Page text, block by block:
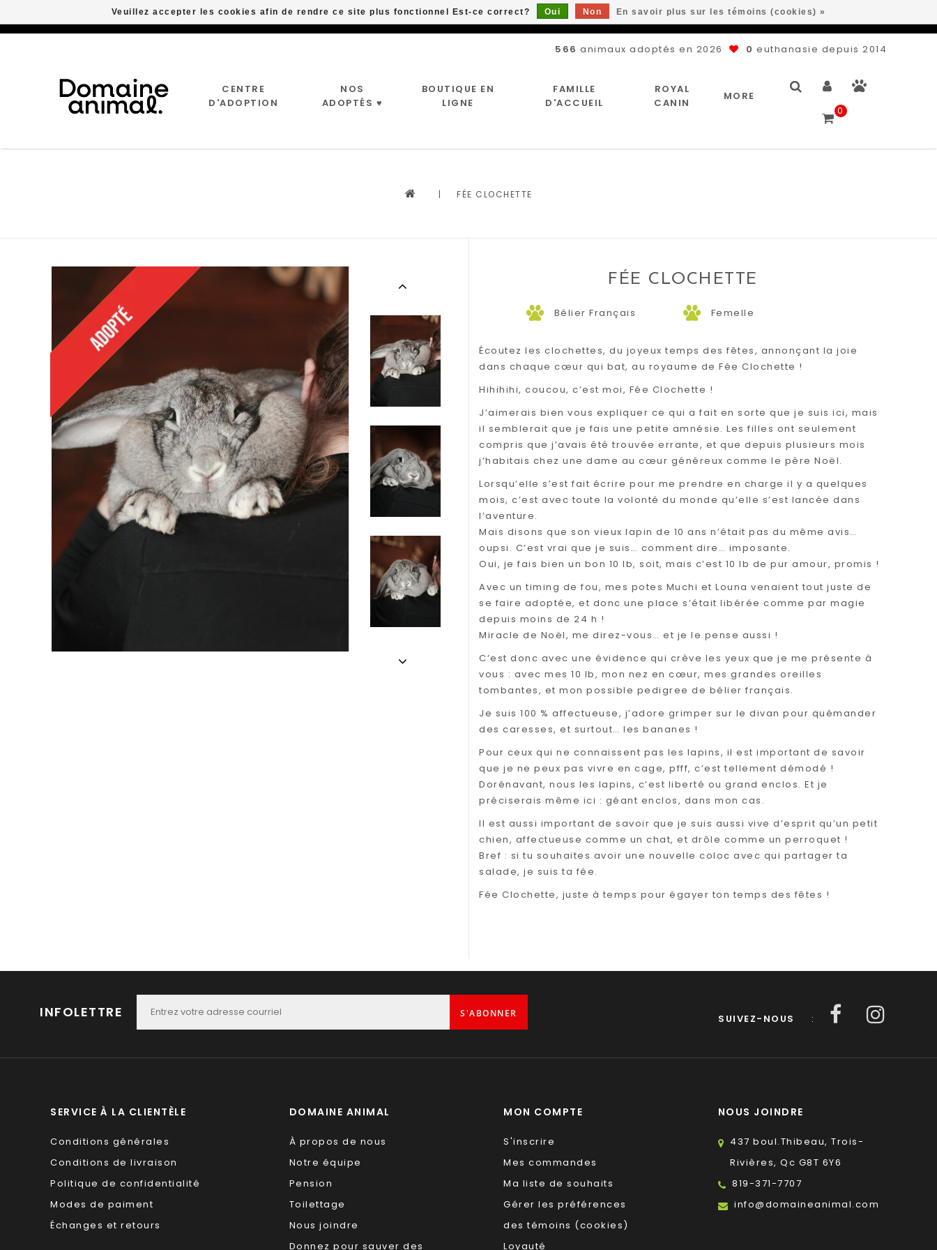
566 animaux adoptés en 2026 0 euthanasie depuis 2014
CENTRE
D'ADOPTION
NOS
ADOPTÉS ♥
BOUTIQUE EN
LIGNE
FAMILLE
D'ACCUEIL
ROYAL
CANIN
MORE
0
| FÉE CLOCHETTE
FÉE CLOCHETTE
Bélier Français Femelle
Écoutez les clochettes, du joyeux temps des fêtes, annonçant la joie
dans chaque cœur qui bat, au royaume de Fée Clochette !
Hihihihi, coucou, c’est moi, Fée Clochette !
J’aimerais bien vous expliquer ce qui a fait en sorte que je suis ici, mais
il semblerait que je fais une petite amnésie. Les filles ont seulement
compris que j’avais été trouvée errante, et que depuis plusieurs mois
j’habitais chez une dame au cœur généreux comme le père Noël.
Lorsqu’elle s’est fait écrire pour me prendre en charge il y a quelques
mois, c’est avec toute la volonté du monde qu’elle s’est lancée dans
l’aventure.
Mais disons que son vieux lapin de 10 ans n’était pas du même avis…
oupsi. C’est vrai que je suis… comment dire… imposante.
Oui, je fais bien un bon 10 lb, soit, mais c’est 10 lb de pur amour, promis !
Avec un timing de fou, mes potes Muchi et Louna venaient tout juste de
se faire adoptée, et donc une place s’était libérée comme par magie
depuis moins de 24 h !
Miracle de Noël, me direz-vous… et je le pense aussi !
C’est donc avec une évidence qui crève les yeux que je me présente à
vous : avec mes 10 lb, mon nez en cœur, mes grandes oreilles
tombantes, et mon possible pedigree de bélier français.
Je suis 100 % affectueuse, j’adore grimper sur le divan pour quémander
des caresses, et surtout… les bananes !
Pour ceux qui ne connaissent pas les lapins, il est important de savoir
que je ne peux pas vivre en cage, pfff, c’est tellement démodé !
Dorénavant, nous les lapins, c’est liberté ou grand enclos. Et je
préciserais même ici : géant enclos, dans mon cas.
Il est aussi important de savoir que je suis aussi vive d’esprit qu’un petit
chien, affectueuse comme un chat, et drôle comme un perroquet !
Bref : si tu souhaites avoir une nouvelle coloc avec qui partager ta
salade, je suis ta fée.
Fée Clochette, juste à temps pour égayer ton temps des fêtes !
INFOLETTRE S'ABONNER SUIVEZ-NOUS :
SERVICE À LA CLIENTÈLE
Conditions générales
Conditions de livraison
Politique de confidentialité
Modes de paiment
Échanges et retours
DOMAINE ANIMAL
À propos de nous
Notre équipe
Pension
Toilettage
Nous joindre
Donnez pour sauver des
MON COMPTE
S'inscrire
Mes commandes
Ma liste de souhaits
Gérer les préférences
des témoins (cookies)
Loyauté
NOUS JOINDRE
437 boul.Thibeau, Trois-
Rivières, Qc G8T 6Y6
819-371-7707
info@domaineanimal.com
Veuillez accepter les cookies afin de rendre ce site plus fonctionnel Est-ce correct? Oui Non En savoir plus sur les témoins (cookies) »
Livraison gratuite à partir de 89$*